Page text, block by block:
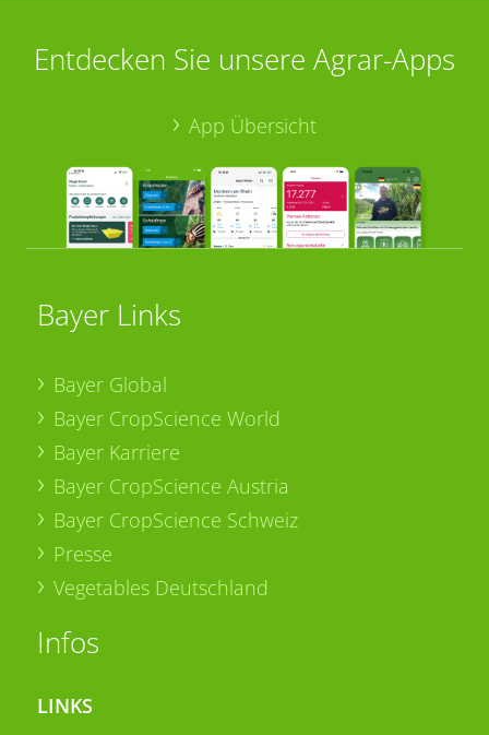
Entdecken Sie unsere Agrar-Apps
App Übersicht
Bayer Links
Bayer Global
Bayer CropScience World
Bayer Karriere
Bayer CropScience Austria
Bayer CropScience Schweiz
Presse
Vegetables Deutschland
Infos
LINKS